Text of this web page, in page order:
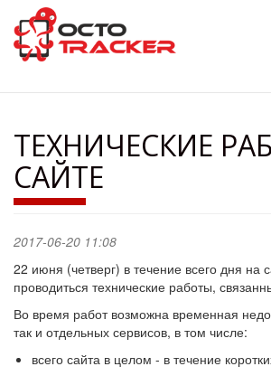
Перейти
основному
содержанию
ТЕХНИЧЕСКИЕ
САЙТЕ
2017-06-20 11:08
22 июня (четверг) в течение всего дня на
проводиться технические работы,
Во время работ возможна временная
так и отдельных сервисов, в том числе:
всего сайта в целом - в течение